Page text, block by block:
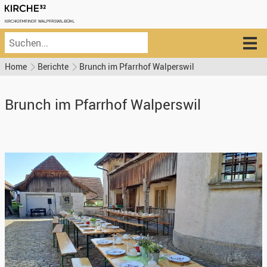
Home Berichte Brunch im Pfarrhof Walperswil
Brunch im Pfarrhof Walperswil